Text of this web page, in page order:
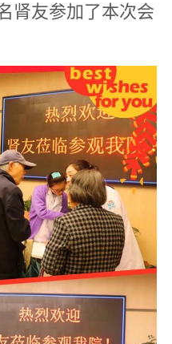
肾友参加了本次会